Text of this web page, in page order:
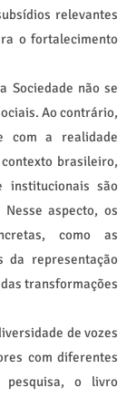
relevantes
o fortalecimento
Sociedade não se
Ao contrário,
com a realidade
brasileiro,
institucionais são
aspecto, os
como as
da representação
transformações
de vozes
com diferentes
pesquisa, o livro